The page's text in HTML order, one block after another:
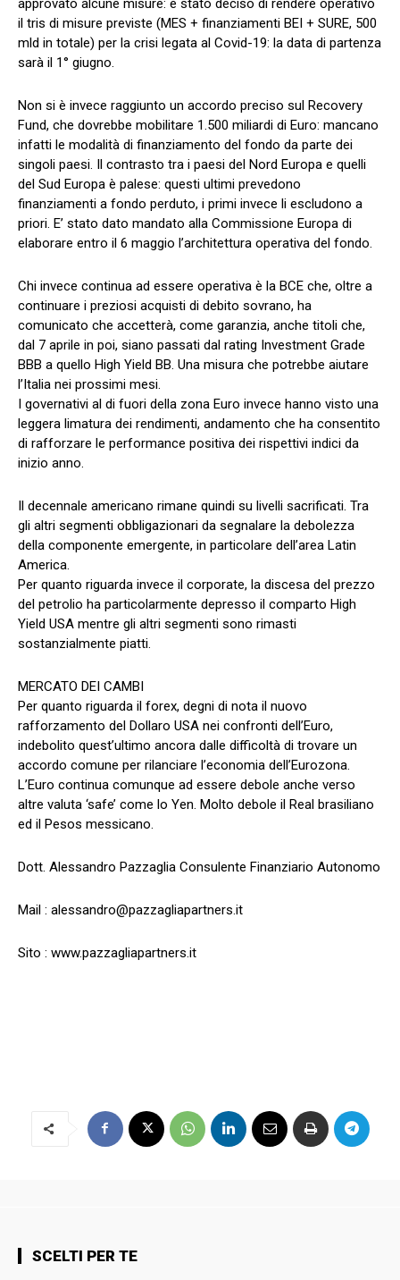
approvato alcune misure: è stato deciso di rendere operativo
il tris di misure previste (MES + finanziamenti BEI + SURE, 500
mld in totale) per la crisi legata al Covid-19: la data di partenza
sarà il 1° giugno.
Non si è invece raggiunto un accordo preciso sul Recovery
Fund, che dovrebbe mobilitare 1.500 miliardi di Euro: mancano
infatti le modalità di finanziamento del fondo da parte dei
singoli paesi. Il contrasto tra i paesi del Nord Europa e quelli
del Sud Europa è palese: questi ultimi prevedono
finanziamenti a fondo perduto, i primi invece li escludono a
priori. E’ stato dato mandato alla Commissione Europa di
elaborare entro il 6 maggio l’architettura operativa del fondo.
Chi invece continua ad essere operativa è la BCE che, oltre a
continuare i preziosi acquisti di debito sovrano, ha
comunicato che accetterà, come garanzia, anche titoli che,
dal 7 aprile in poi, siano passati dal rating Investment Grade
BBB a quello High Yield BB. Una misura che potrebbe aiutare
l’Italia nei prossimi mesi.
I governativi al di fuori della zona Euro invece hanno visto una
leggera limatura dei rendimenti, andamento che ha consentito
di rafforzare le performance positiva dei rispettivi indici da
inizio anno.
Il decennale americano rimane quindi su livelli sacrificati. Tra
gli altri segmenti obbligazionari da segnalare la debolezza
della componente emergente, in particolare dell’area Latin
America.
Per quanto riguarda invece il corporate, la discesa del prezzo
del petrolio ha particolarmente depresso il comparto High
Yield USA mentre gli altri segmenti sono rimasti
sostanzialmente piatti.
MERCATO DEI CAMBI
Per quanto riguarda il forex, degni di nota il nuovo
rafforzamento del Dollaro USA nei confronti dell’Euro,
indebolito quest’ultimo ancora dalle difficoltà di trovare un
accordo comune per rilanciare l’economia dell’Eurozona.
L’Euro continua comunque ad essere debole anche verso
altre valuta ‘safe’ come lo Yen. Molto debole il Real brasiliano
ed il Pesos messicano.
Dott. Alessandro Pazzaglia Consulente Finanziario Autonomo
Mail : alessandro@pazzagliapartners.it
Sito : www.pazzagliapartners.it
SCELTI PER TE